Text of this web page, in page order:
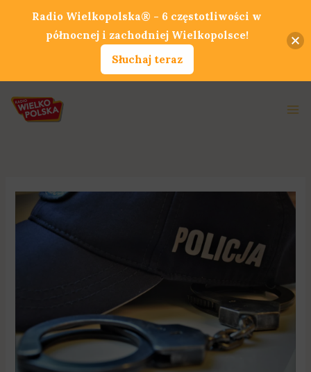
Radio Wielkopolska® - 6 częstotliwości w
północnej i zachodniej Wielkopolsce!
Słuchaj teraz